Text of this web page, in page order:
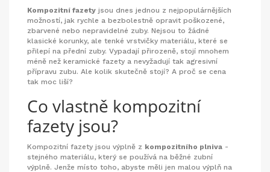
Kompozitní fazety jsou dnes jednou z nejpopulárnějších
možností, jak rychle a bezbolestně opravit poškozené,
zbarvené nebo nepravidelné zuby. Nejsou to žádné
klasické korunky, ale tenké vrstvičky materiálu, které se
přilepí na přední zuby. Vypadají přirozeně, stojí mnohem
méně než keramické fazety a nevyžadují tak agresivní
přípravu zubu. Ale kolik skutečně stojí? A proč se cena
tak moc liší?
Co vlastně kompozitní
fazety jsou?
Kompozitní fazety jsou výplně z kompozitního plniva -
stejného materiálu, který se používá na běžné zubní
výplně. Jenže místo toho, abyste měli jen malou výplň na